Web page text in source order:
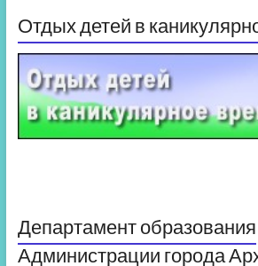
Отдых детей в
Департамент образования
Администрации города